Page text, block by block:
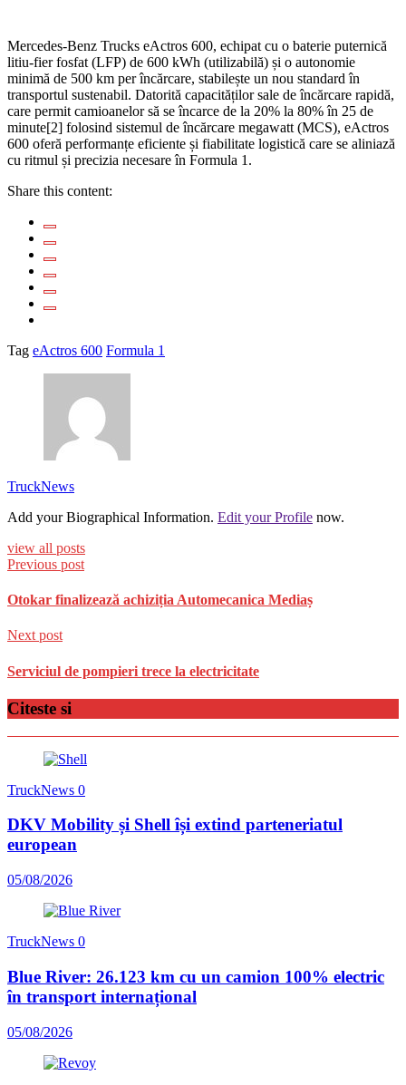
Mercedes-Benz Trucks eActros 600, echipat cu o baterie puternică
litiu-fier fosfat (LFP) de 600 kWh (utilizabilă) și o autonomie
minimă de 500 km per încărcare, stabilește un nou standard în
transportul sustenabil. Datorită capacităților sale de încărcare rapidă,
care permit camioanelor să se încarce de la 20% la 80% în 25 de
minute[2] folosind sistemul de încărcare megawatt (MCS), eActros
600 oferă performanțe eficiente și fiabilitate logistică care se aliniază
cu ritmul și precizia necesare în Formula 1.
Share this content:
Tag eActros 600 Formula 1
TruckNews
Add your Biographical Information. Edit your Profile now.
view all posts
Previous post
Otokar finalizează achiziția Automecanica Mediaș
Next post
Serviciul de pompieri trece la electricitate
Citeste si
TruckNews 0
DKV Mobility și Shell își extind parteneriatul
european
05/08/2026
TruckNews 0
Blue River: 26.123 km cu un camion 100% electric
în transport internațional
05/08/2026